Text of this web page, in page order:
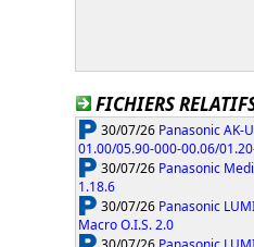
FICHIERS
30/07/26 Panasonic AK-
01.00/05.90-000-00.06/
30/07/26 Panasonic
1.18.6
30/07/26 Panasonic
Macro O.I.S. 2.0
30/07/26 Panasonic